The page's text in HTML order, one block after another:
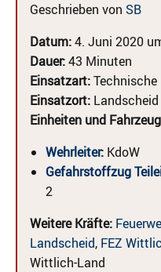
Geschrieben von SB
Datum:4. Juni 2020
Dauer:43 Minuten
Einsatzart:
Einsatzort: Landscheid
Einheiten und
Wehrleiter: KdoW
Gefahrstoffzug
2
Weitere Kräfte:
Landscheid, FEZ
Wittlich-Land